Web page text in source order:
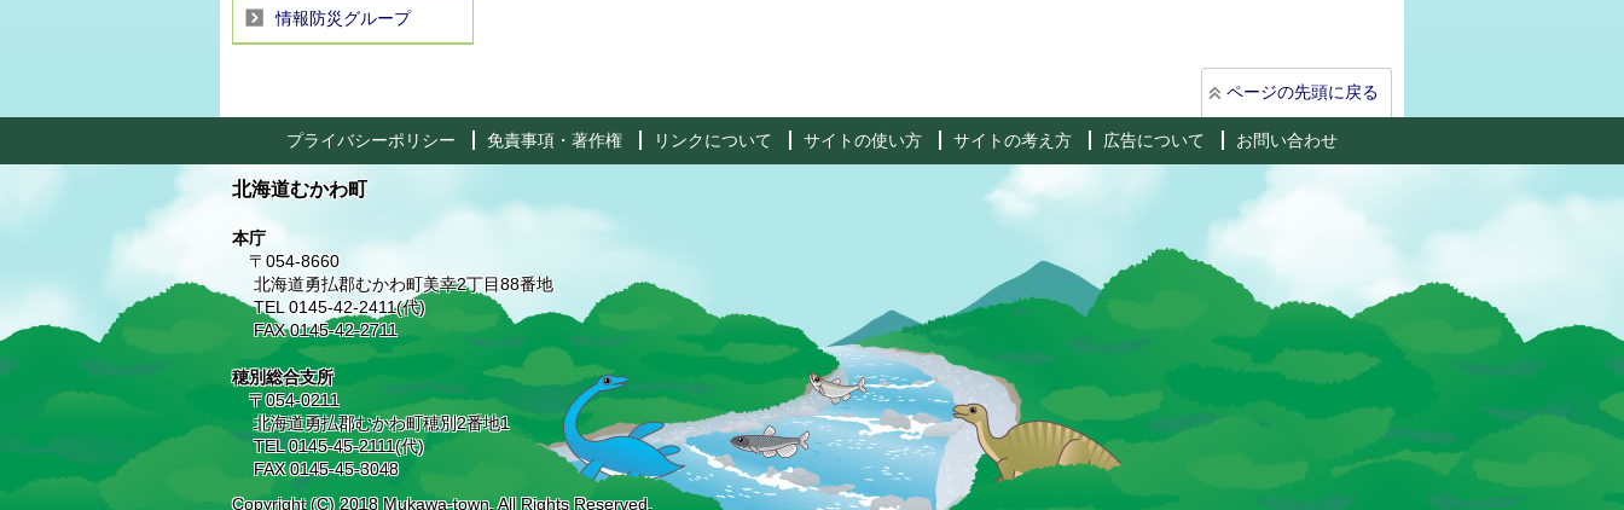
情報防災グループ
ページの先頭に戻る
プライバシーポリシー 免責事項・著作権 リンクについて サイトの使い方 サイトの考え方 広告について お問い合わせ
北海道むかわ町
本庁
〒054-8660
北海道勇払郡むかわ町美幸2丁目88番地
TEL 0145-42-2411(代)
FAX 0145-42-2711
穂別総合支所
〒054-0211
北海道勇払郡むかわ町穂別2番地1
TEL 0145-45-2111(代)
FAX 0145-45-3048
Copyright (C) 2018 Mukawa-town. All Rights Reserved.